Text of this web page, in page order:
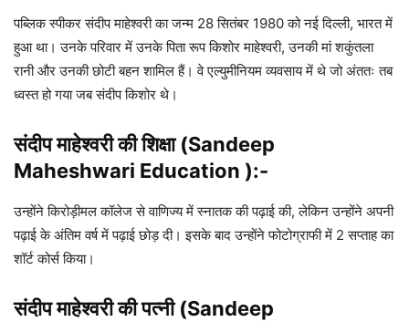
पब्लिक स्पीकर संदीप माहेश्वरी का जन्म 28 सितंबर 1980 को नई दिल्ली, भारत में
हुआ था। उनके परिवार में उनके पिता रूप किशोर माहेश्वरी, उनकी मां शकुंतला
रानी और उनकी छोटी बहन शामिल हैं। वे एल्युमीनियम व्यवसाय में थे जो अंततः तब
ध्वस्त हो गया जब संदीप किशोर थे।
संदीप माहेश्वरी की शिक्षा (Sandeep
Maheshwari Education ):-
उन्होंने किरोड़ीमल कॉलेज से वाणिज्य में स्नातक की पढ़ाई की, लेकिन उन्होंने अपनी
पढ़ाई के अंतिम वर्ष में पढ़ाई छोड़ दी। इसके बाद उन्होंने फोटोग्राफी में 2 सप्ताह का
शॉर्ट कोर्स किया।
संदीप माहेश्वरी की पत्नी (Sandeep